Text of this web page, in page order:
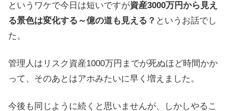
というワケで今日は短いですが資産3000万円から見え
る景色は変化する～億の道も見える？ というお話でし
た。
管理人はリスク資産1000万円までが死ぬほど時間かか
って、そのあとはアホみたいに早く増えました。
今後も同じように続くと思いませんが、しかしやるこ